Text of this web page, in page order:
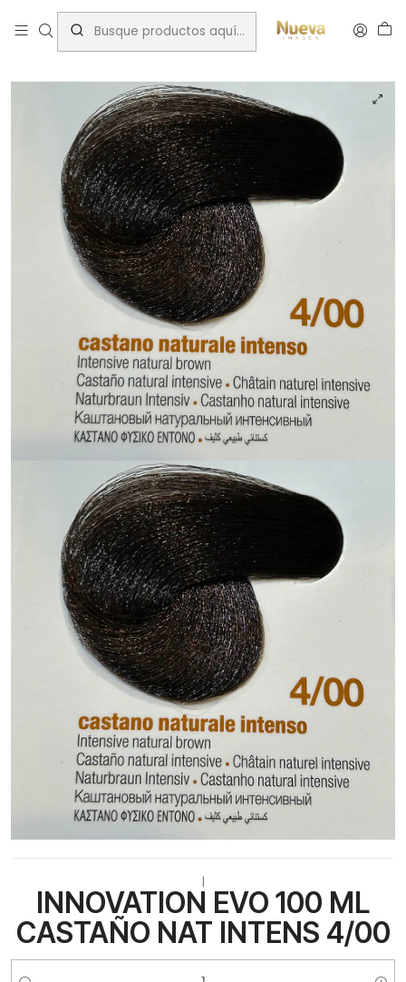
Inicio Innovation
INNOVATION EVO 100 ML CASTAÑO NAT INTENS 4/00
INNOVATION EVO 100 ML
CASTAÑO NAT INTENS 4/00